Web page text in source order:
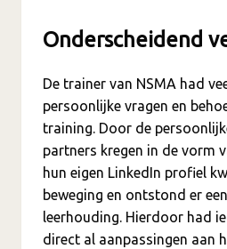
Onderscheidend
De trainer van NSMA had
persoonlijke vragen en
training. Door de
partners kregen in de vorm
hun eigen LinkedIn profiel
beweging en ontstond er
leerhouding. Hierdoor had
direct al aanpassingen aan